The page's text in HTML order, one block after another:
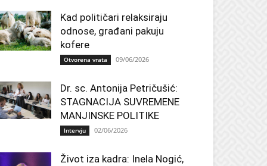
Kad političari relaksiraju
odnose, građani pakuju
kofere
Otvorena vrata 09/06/2026
Dr. sc. Antonija Petričušić:
STAGNACIJA SUVREMENE
MANJINSKE POLITIKE
Intervju 02/06/2026
Život iza kadra: Inela Nogić,